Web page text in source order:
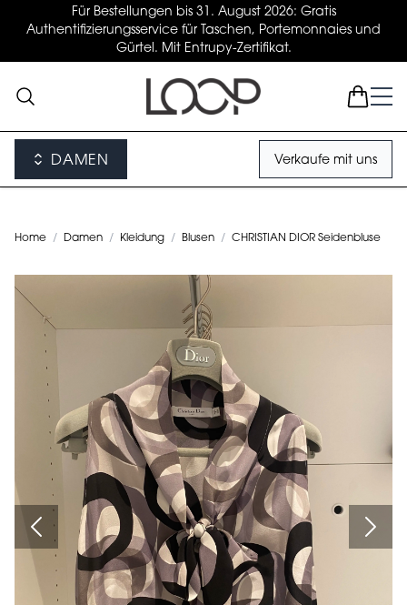
Für Bestellungen bis 31. August 2026: Gratis
Authentifizierungsservice für Taschen, Portemonnaies und
Gürtel. Mit Entrupy-Zertifikat.
DAMEN Verkaufe mit uns
Home / Damen / Kleidung / Blusen / CHRISTIAN DIOR Seidenbluse